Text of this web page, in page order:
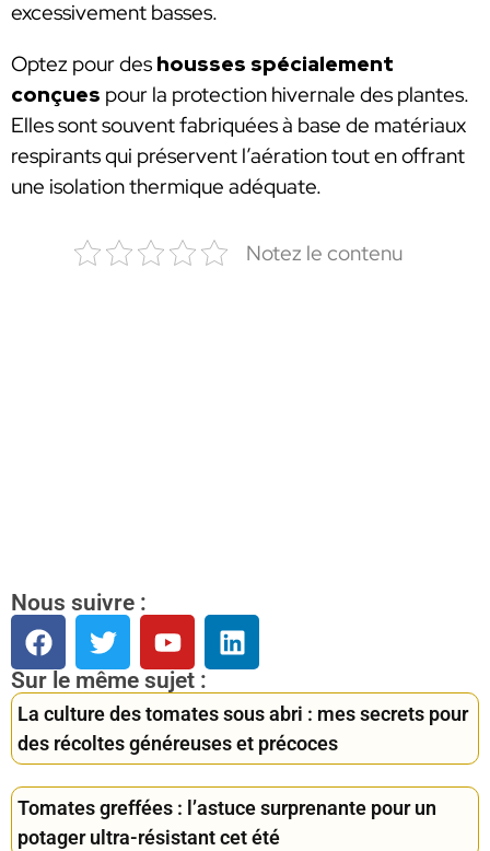
excessivement basses.
Optez pour des housses spécialement
conçues pour la protection hivernale des plantes.
Elles sont souvent fabriquées à base de matériaux
respirants qui préservent l’aération tout en offrant
une isolation thermique adéquate.
Notez le contenu
Nous suivre :
Sur le même sujet :
La culture des tomates sous abri : mes secrets pour
des récoltes généreuses et précoces
Tomates greffées : l’astuce surprenante pour un
potager ultra-résistant cet été